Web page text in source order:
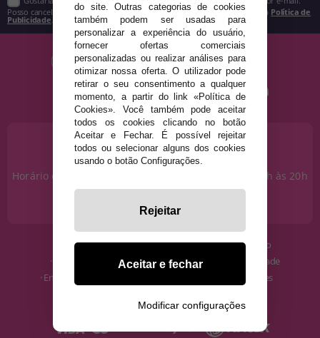
Posso cancelar a inscrição a qualquer momento, conforme estipulado na Política de
Publicidade
PRECISA DE AJUDA?
915 793 695
Horário de segunda a sexta das 10h às 14h e das 17h às 20h
info@disfracestuyyo.pt
· Quem somos
· Como comprar
· Envios e Devoluções
· Condições de uso
· Política de Privacidade
· Política de Cookies
do site. Outras categorias de cookies
também podem ser usadas para
personalizar a experiência do usuário,
fornecer ofertas comerciais
personalizadas ou realizar análises para
otimizar nossa oferta. O utilizador pode
retirar o seu consentimento a qualquer
momento, a partir do link «Política de
Cookies». Você também pode aceitar
todos os cookies clicando no botão
Aceitar e Fechar. É possível rejeitar
todos ou selecionar alguns dos cookies
usando o botão Configurações.
Rejeitar
Aceitar e fechar
Modificar configurações